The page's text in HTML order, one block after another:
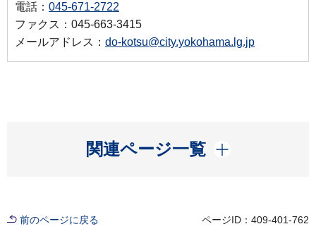
電話： 045-671-2722
ファクス：045-663-3415
メールアドレス： do-kotsu@city.yokohama.lg.jp
関連ページ一覧
開く
前のページに戻る ページID：409-401-762